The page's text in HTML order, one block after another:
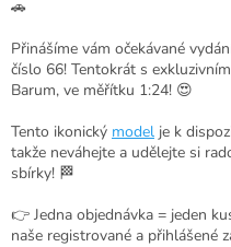
🚗
Přinášíme vám očekávané
číslo 66! Tentokrát s
Barum, ve měřítku 1:24! 😍
Tento ikonický model je k
takže neváhejte a udělejte si
sbírky! 🏁
👉 Jedna objednávka = jeden
naše registrované a přihlášené